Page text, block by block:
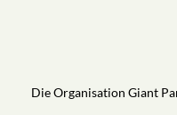
Die Organisation Giant